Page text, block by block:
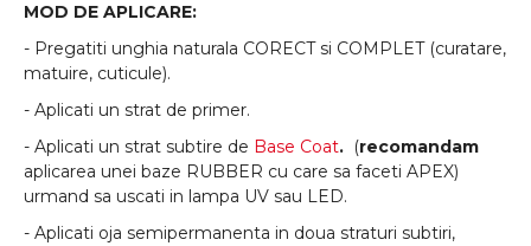
MOD DE APLICARE:
- Pregatiti unghia naturala CORECT si COMPLET (curatare,
matuire, cuticule).
- Aplicati un strat de primer.
- Aplicati un strat subtire de Base Coat. (recomandam
aplicarea unei baze RUBBER cu care sa faceti APEX)
urmand sa uscati in lampa UV sau LED.
- Aplicati oja semipermanenta in doua straturi subtiri,